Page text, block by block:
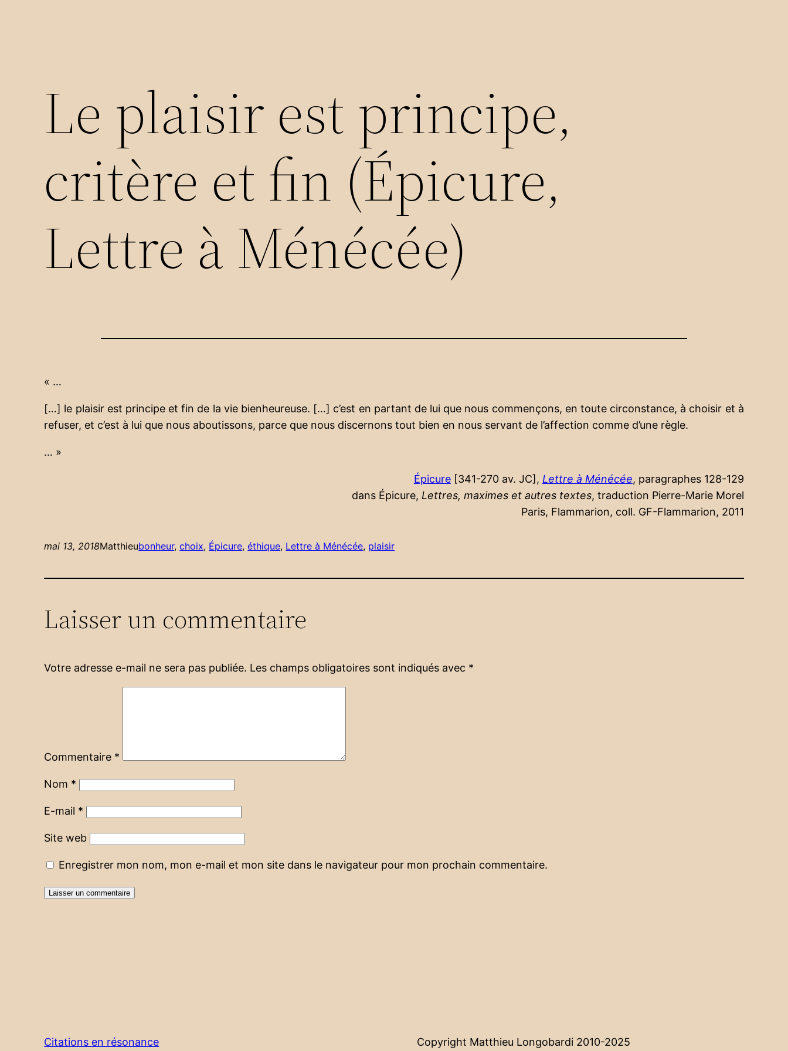
Le plaisir est principe,
critère et fin (Épicure,
Lettre à Ménécée)
« …
[…] le plaisir est principe et fin de la vie bienheureuse. […] c’est en partant de lui que nous commençons, en toute circonstance, à choisir et à
refuser, et c’est à lui que nous aboutissons, parce que nous discernons tout bien en nous servant de l’affection comme d’une règle.
… »
Épicure[341-270 av. JC], Lettre à Ménécée, paragraphes 128-129
dans Épicure, Lettres, maximes et autres textes, traduction Pierre-Marie Morel
Paris, Flammarion, coll. GF-Flammarion, 2011
mai 13, 2018Matthieubonheur, choix, Épicure, éthique, Lettre à Ménécée, plaisir
Laisser un commentaire
Votre adresse e-mail ne sera pas publiée. Les champs obligatoires sont indiqués avec *
Commentaire *
Nom *
E-mail *
Site web
Enregistrer mon nom, mon e-mail et mon site dans le navigateur pour mon prochain commentaire.
Citations en résonance Copyright Matthieu Longobardi 2010-2025